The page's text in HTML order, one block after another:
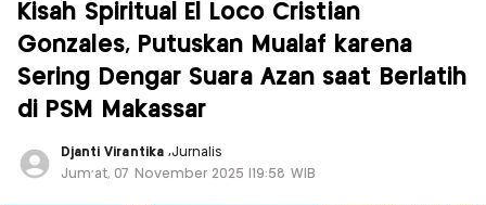
Kisah Spiritual El Loco Cristian
Gonzales, Putuskan Mualaf karena
Sering Dengar Suara Azan saat Berlatih
di PSM Makassar
Djanti Virantika ,Jurnalis
Jum'at, 07 November 2025 |19:58 WIB